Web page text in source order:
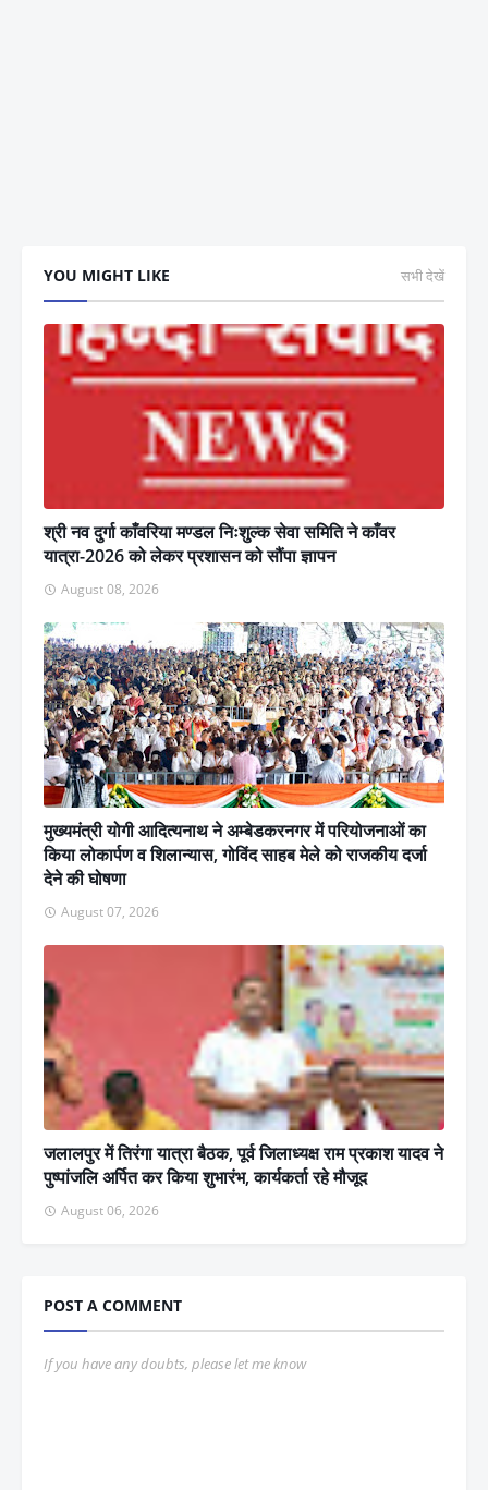
YOU MIGHT LIKE सभी देखें
श्री नव दुर्गा काँवरिया मण्डल निःशुल्क सेवा समिति ने काँवर
यात्रा-2026 को लेकर प्रशासन को सौंपा ज्ञापन
August 08, 2026
मुख्यमंत्री योगी आदित्यनाथ ने अम्बेडकरनगर में परियोजनाओं का
किया लोकार्पण व शिलान्यास, गोविंद साहब मेले को राजकीय दर्जा
देने की घोषणा
August 07, 2026
जलालपुर में तिरंगा यात्रा बैठक, पूर्व जिलाध्यक्ष राम प्रकाश यादव ने
पुष्पांजलि अर्पित कर किया शुभारंभ, कार्यकर्ता रहे मौजूद
August 06, 2026
POST A COMMENT
If you have any doubts, please let me know